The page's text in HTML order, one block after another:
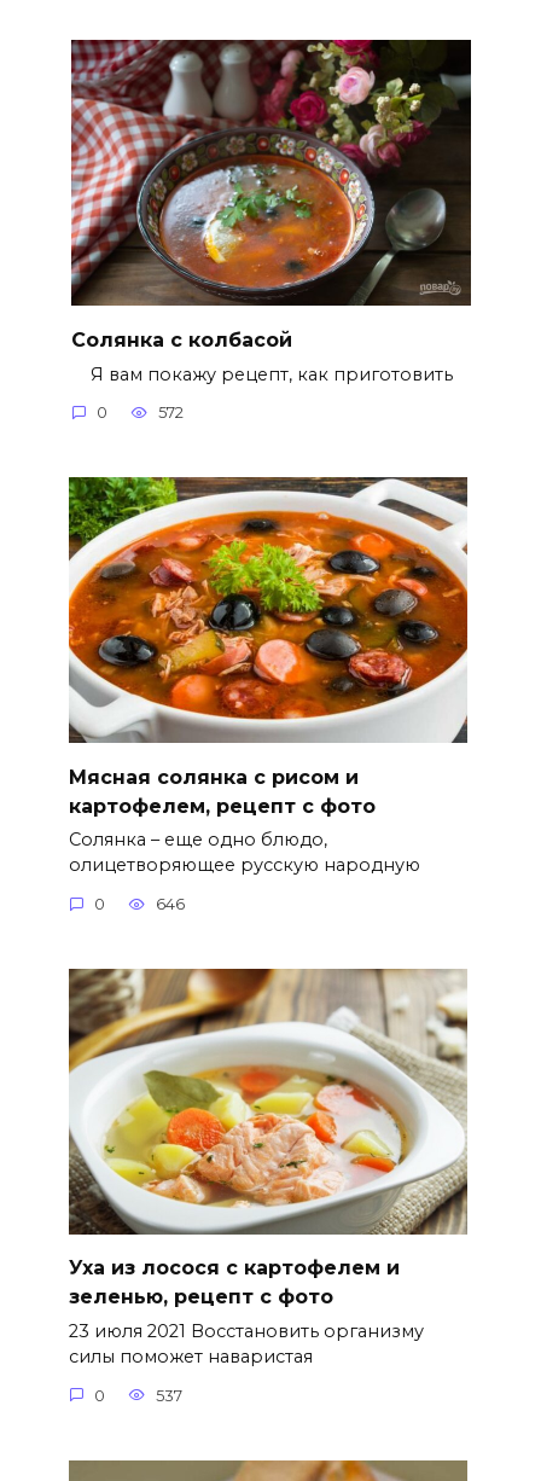
Солянка с колбасой
Я вам покажу рецепт, как приготовить
0 572
Мясная солянка с рисом и
картофелем, рецепт с фото
Солянка – еще одно блюдо,
олицетворяющее русскую народную
0 646
Уха из лосося с картофелем и
зеленью, рецепт с фото
23 июля 2021 Восстановить организму
силы поможет наваристая
0 537